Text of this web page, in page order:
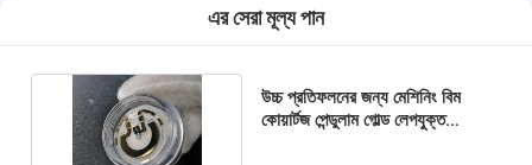
এর সেরা মূল্য পান
উচ্চ প্রতিফলনের জন্য মেশিনিং বিম
কোয়ার্টজ পেন্ডুলাম গোল্ড লেপযুক্ত